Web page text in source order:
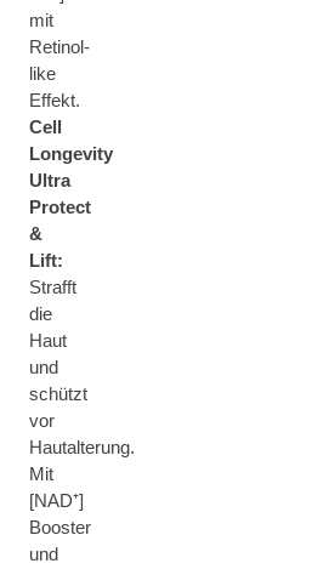
mit
Retinol-
like
Effekt.
Cell
Longevity
Ultra
Protect
&
Lift:
Strafft
die
Haut
und
schützt
vor
Hautalterung.
Mit
[NAD⁺]
Booster
und